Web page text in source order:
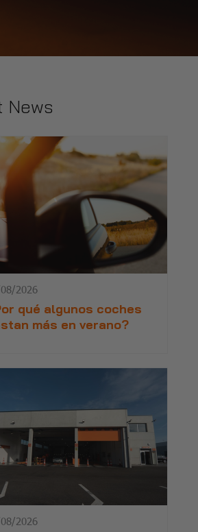
News
2026
qué algunos coches
más en verano?
2026